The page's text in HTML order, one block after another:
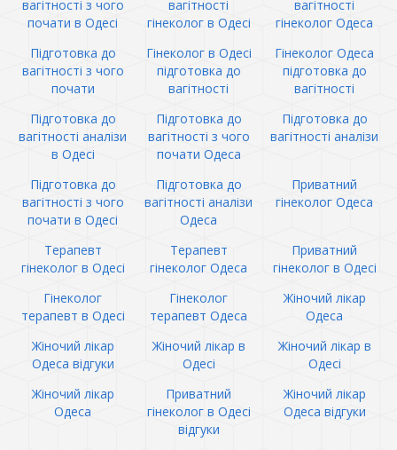
вагітності з чого
почати в Одесі
вагітності
гінеколог в Одесі
вагітності
гінеколог Одеса
Підготовка до
вагітності з чого
почати
Гінеколог в Одесі
підготовка до
вагітності
Гінеколог Одеса
підготовка до
вагітності
Підготовка до
вагітності аналізи
в Одесі
Підготовка до
вагітності з чого
почати Одеса
Підготовка до
вагітності аналізи
Підготовка до
вагітності з чого
почати в Одесі
Підготовка до
вагітності аналізи
Одеса
Приватний
гінеколог Одеса
Терапевт
гінеколог в Одесі
Терапевт
гінеколог Одеса
Приватний
гінеколог в Одесі
Гінеколог
терапевт в Одесі
Гінеколог
терапевт Одеса
Жіночий лікар
Одеса
Жіночий лікар
Одеса відгуки
Жіночий лікар в
Одесі
Жіночий лікар в
Одесі
Жіночий лікар
Одеса
Приватний
гінеколог в Одесі
відгуки
Жіночий лікар
Одеса відгуки